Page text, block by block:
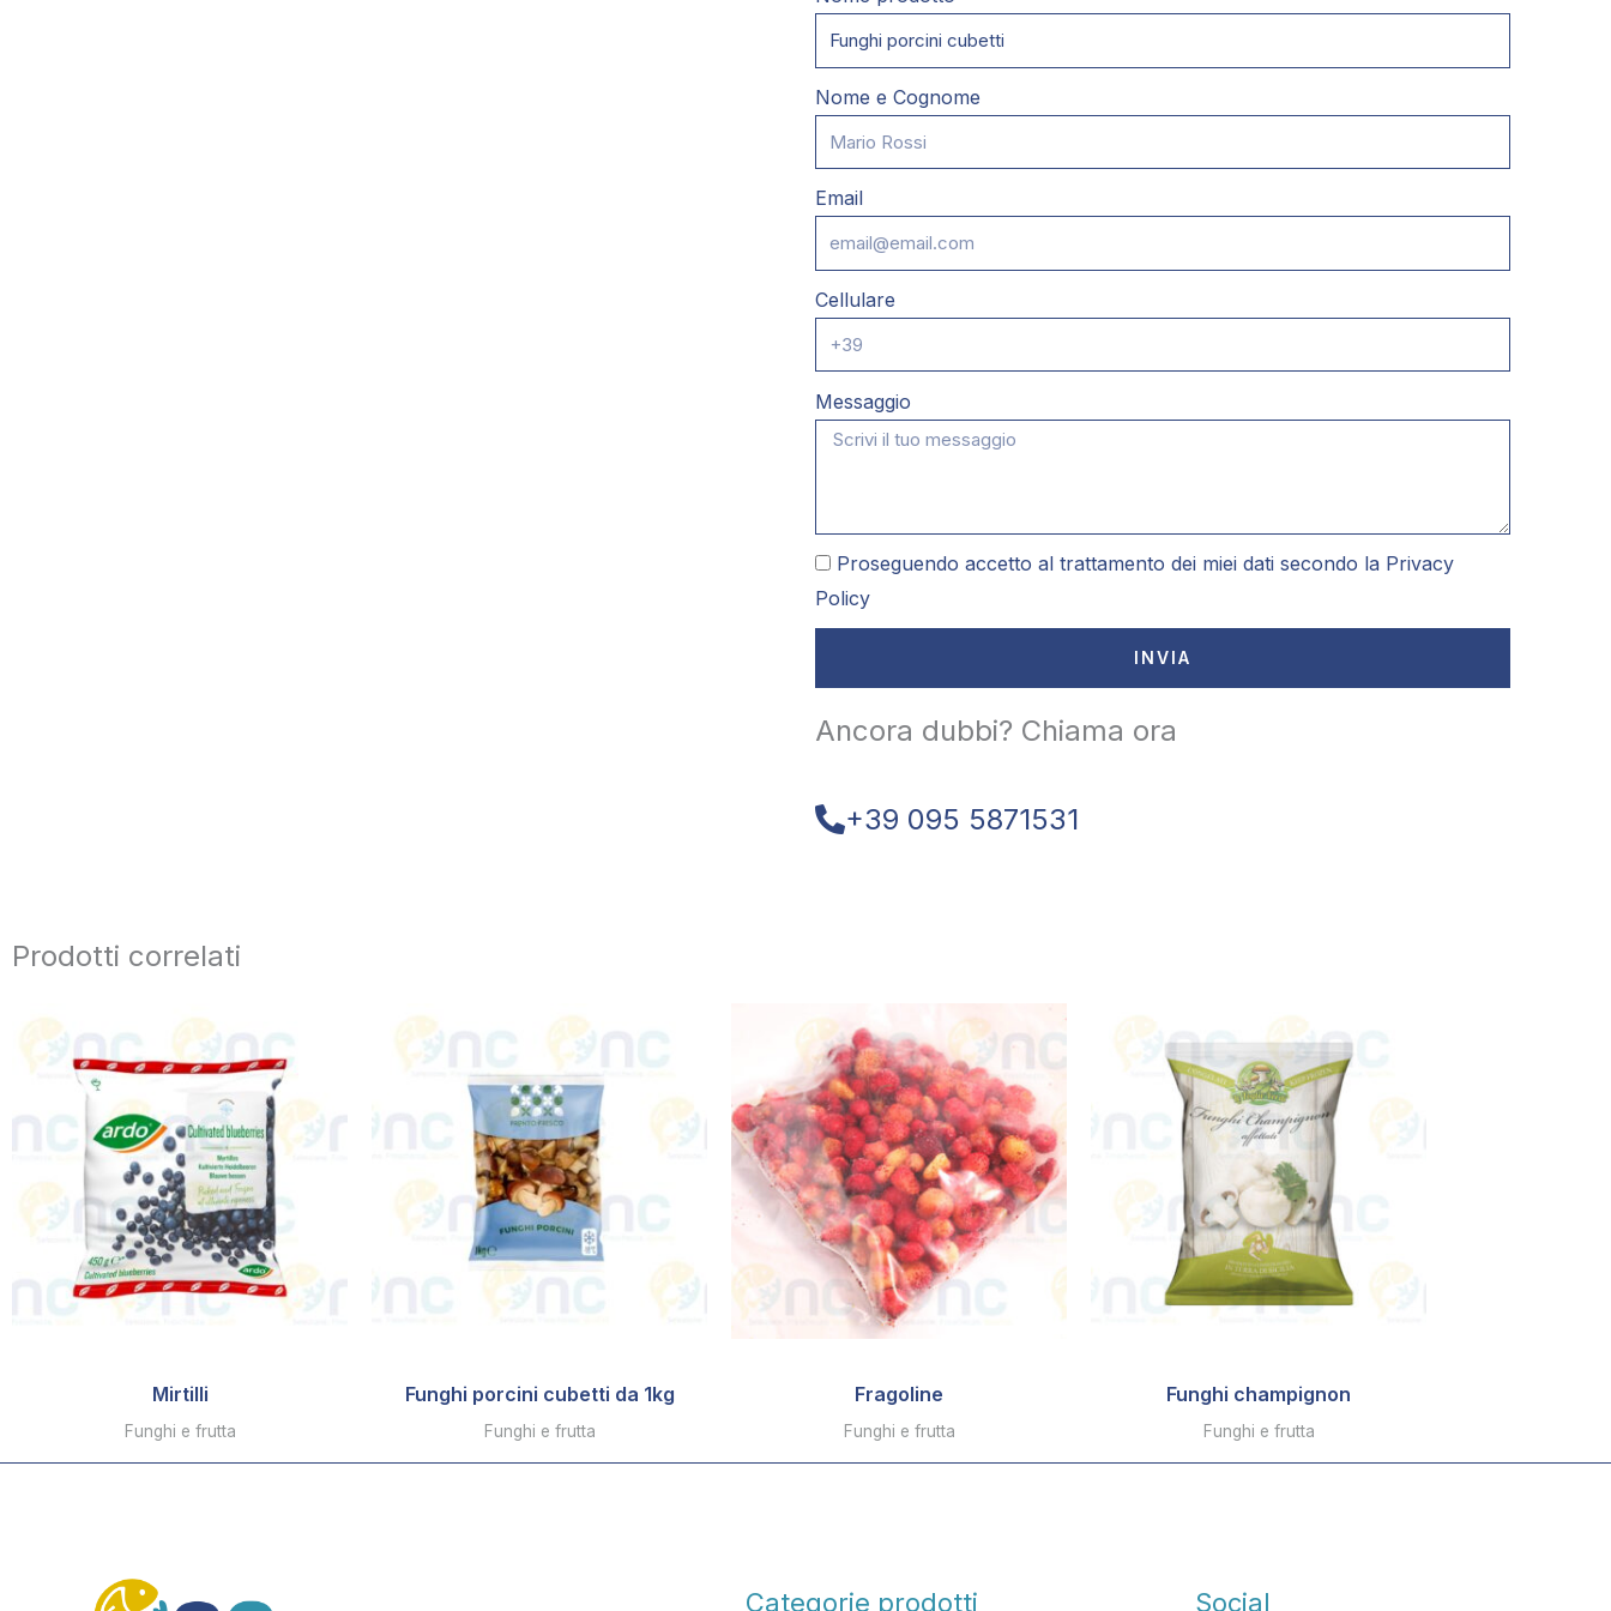
Nome e Cognome
Email
Cellulare
Messaggio
Proseguendo accetto al trattamento dei miei dati secondo la Privacy
Policy
INVIA
Ancora dubbi? Chiama ora
+39 095 5871531
Prodotti correlati
Mirtilli
Funghi e frutta
Funghi porcini cubetti da 1kg
Funghi e frutta
Fragoline
Funghi e frutta
Funghi champignon
Funghi e frutta
Categorie prodotti Social